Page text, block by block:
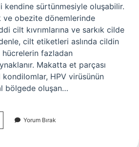
kendine sürtünmesiyle oluşabilir.
ve obezite dönemlerinde
cilt kıvrımlarına ve sarkık cilde
cilt etiketleri aslında cildin
hücrelerin fazladan
Makatta et parçası
kondilomlar, HPV virüsünün
bölgede oluşan…
Yorum Bırak